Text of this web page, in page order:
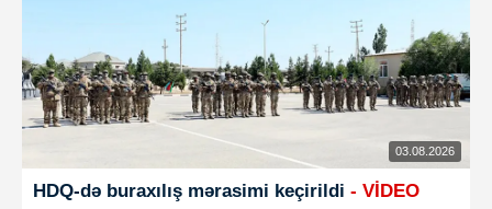
03.08.2026
HDQ-də buraxılış mərasimi keçirildi - VİDEO